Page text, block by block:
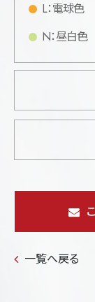
L：電球色
N：昼白色
一覧へ戻る